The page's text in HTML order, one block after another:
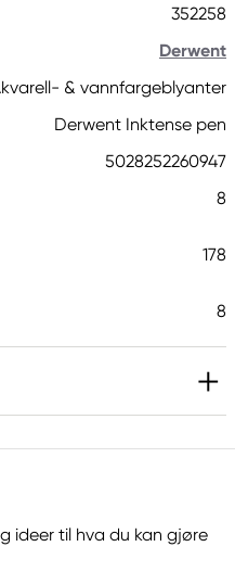
352258
Derwent
& vannfargeblyanter
Derwent Inktense pen
5028252260947
8
178
8
ideer til hva du kan gjøre